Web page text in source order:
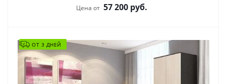
Цена от 57 200 руб.
ОТ 3 ДНЕЙ